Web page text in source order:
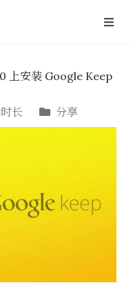
上安装 Google Keep
长 分享